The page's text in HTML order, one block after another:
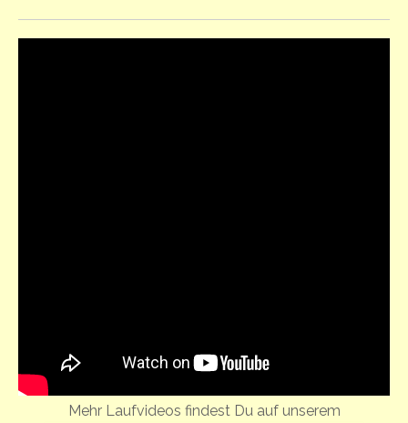
Mehr Laufvideos findest Du auf unserem